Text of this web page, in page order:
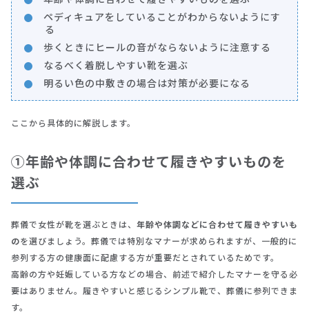
ペディキュアをしていることがわからないようにす
る
歩くときにヒールの音がならないように注意する
なるべく着脱しやすい靴を選ぶ
明るい色の中敷きの場合は対策が必要になる
ここから具体的に解説します。
①年齢や体調に合わせて履きやすいものを
選ぶ
葬儀で女性が靴を選ぶときは、 年齢や体調などに合わせて履きやすいも
のを選びましょう。葬儀では特別なマナーが求められますが、一般的に
参列する方の健康面に配慮する方が重要だとされているためです。
高齢の方や妊娠している方などの場合、前述で紹介したマナーを守る必
要はありません。履きやすいと感じるシンプル靴で、葬儀に参列できま
す。